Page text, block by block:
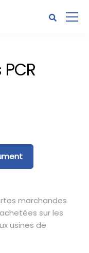
marchandes
sur les
usines de